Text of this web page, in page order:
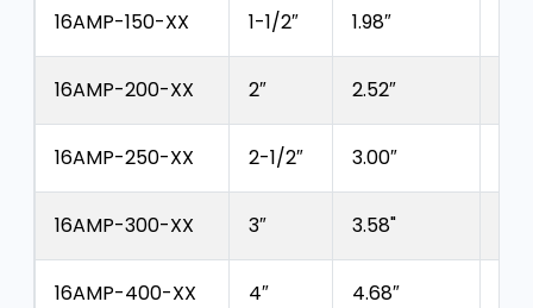
16AMP-150-XX 1-1/2″ 1.98″
16AMP-200-XX 2″ 2.52″
16AMP-250-XX 2-1/2″ 3.00″
16AMP-300-XX 3″ 3.58"
16AMP-400-XX 4″ 4.68″